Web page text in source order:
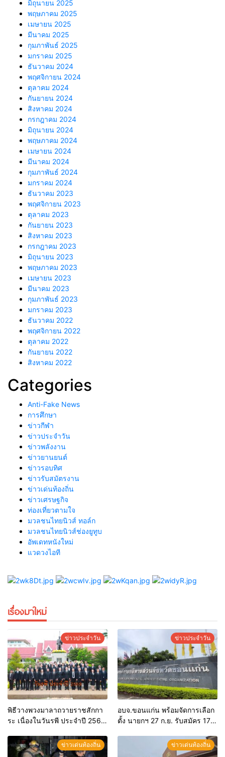
มิถุนายน 2025
พฤษภาคม 2025
เมษายน 2025
มีนาคม 2025
กุมภาพันธ์ 2025
มกราคม 2025
ธันวาคม 2024
พฤศจิกายน 2024
ตุลาคม 2024
กันยายน 2024
สิงหาคม 2024
กรกฎาคม 2024
มิถุนายน 2024
พฤษภาคม 2024
เมษายน 2024
มีนาคม 2024
กุมภาพันธ์ 2024
มกราคม 2024
ธันวาคม 2023
พฤศจิกายน 2023
ตุลาคม 2023
กันยายน 2023
สิงหาคม 2023
กรกฎาคม 2023
มิถุนายน 2023
พฤษภาคม 2023
เมษายน 2023
มีนาคม 2023
กุมภาพันธ์ 2023
มกราคม 2023
ธันวาคม 2022
พฤศจิกายน 2022
ตุลาคม 2022
กันยายน 2022
สิงหาคม 2022
Categories
Anti-Fake News
การศึกษา
ข่าวกีฬา
ข่าวประจำวัน
ข่าวพลังงาน
ข่าวยานยนต์
ข่าวรอบทิศ
ข่าวรับสมัตรงาน
ข่าวเด่นท้องถิ่น
ข่าวเศรษฐกิจ
ท่องเที่ยวตามใจ
มวลชนไทยนิวส์ ทอล์ก
มวลชนไทยนิวส์ช่องยูทูบ
อัพเดทหนังใหม่
แวดวงไอที
เรื่องมาใหม่
ข่าวประจำวัน
พิธีวางพวงมาลาถวายราชสักกา
ระ เนื่องในวันรพี ประจำปี 2569
เพื่อเชื่อมความสัมพันธ์อันดีของ
หน่วยงานในกระบวนการ
ข่าวประจำวัน
อบจ.ขอนแก่น พร้อมจัดการเลือก
ตั้ง นายกฯ 27 ก.ย. รับสมัคร 17-
การเลือกตั้งหากคุณสมบัติครบ
มั่นใจคนใช้สิทธิ์ทะลุ 70%
ข่าวเด่นท้องถิ่น ข่าวเด่นท้องถิ่น